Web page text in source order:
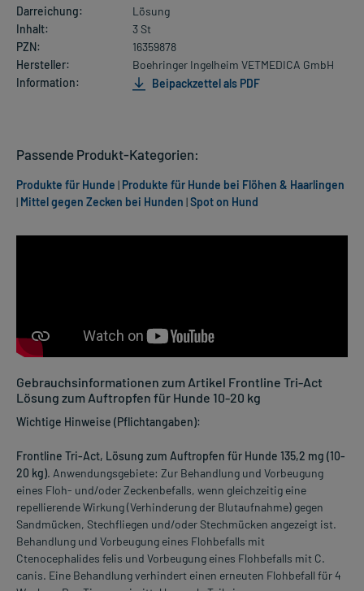
Darreichung:
Lösung
Inhalt:
3 St
PZN:
16359878
Hersteller:
Boehringer Ingelheim VETMEDICA GmbH
Information:
Beipackzettel als PDF
Gebrauchsinformationen zum Artikel Frontline Tri-Act
Lösung zum Auftropfen für Hunde 10-20 kg
Wichtige Hinweise (Pflichtangaben):
Frontline Tri-Act, Lösung zum Auftropfen für Hunde 135,2 mg (10-
20 kg). Anwendungsgebiete: Zur Behandlung und Vorbeugung
eines Floh- und/oder Zeckenbefalls, wenn gleichzeitig eine
repellierende Wirkung (Verhinderung der Blutaufnahme) gegen
Sandmücken, Stechfliegen und/oder Stechmücken angezeigt ist.
Behandlung und Vorbeugung eines Flohbefalls mit
Ctenocephalides felis und Vorbeugung eines Flohbefalls mit C.
canis. Eine Behandlung verhindert einen erneuten Flohbefall für 4
Passende Produkt-Kategorien:
Produkte für Hunde | Produkte für Hunde bei Flöhen & Haarlingen
| Mittel gegen Zecken bei Hunden |Spot on Hund